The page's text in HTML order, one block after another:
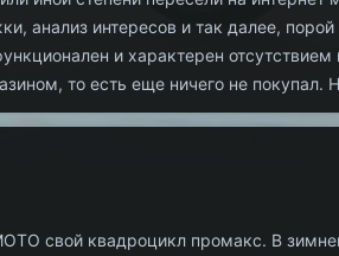
анализ интересов и так далее,
и характерен
то есть еще ничего не
свой квадроцикл промакс. В